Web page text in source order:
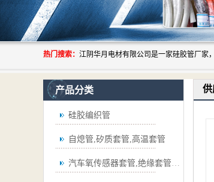
热门搜索：
产品分类
硅胶编织管
自熄管,矽质套管,高温套管
汽车氧传感器套管,绝缘套管,波纹管
供